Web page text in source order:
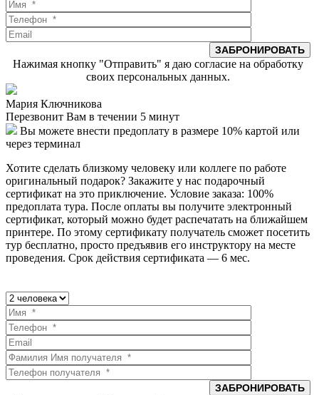
Нажимая кнопку "Отправить" я даю согласие на обработку
своих персональных данных.
Мария Ключникова
Перезвонит Вам в течении 5 минут
Вы можете внести предоплату в размере 10% картой или
через терминал
Хотите сделать близкому человеку или коллеге по работе
оригинальный подарок? Закажите у нас подарочный
сертификат на это приключение. Условие заказа: 100%
предоплата тура. После оплаты вы получите электронный
сертификат, который можно будет распечатать на ближайшем
принтере. По этому сертификату получатель сможет посетить
тур бесплатно, просто предъявив его инструктору на месте
проведения. Срок действия сертификата — 6 мес.